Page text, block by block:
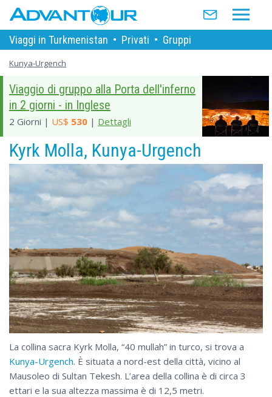
Viaggi in Turkmenistan • Privati • Gruppi
Kunya-Urgench
Viaggio di gruppo alla Porta dell'inferno
in 2 giorni - in Inglese
2 Giorni | US$ 530 | Dettagli
Kyrk Molla, Kunya-Urgench
La collina sacra Kyrk Molla, “40 mullah” in turco, si trova a
Kunya-Urgench. È situata a nord-est della città, vicino al
Mausoleo di Sultan Tekesh. L’area della collina è di circa 3
ettari e la sua altezza massima è di 12,5 metri.